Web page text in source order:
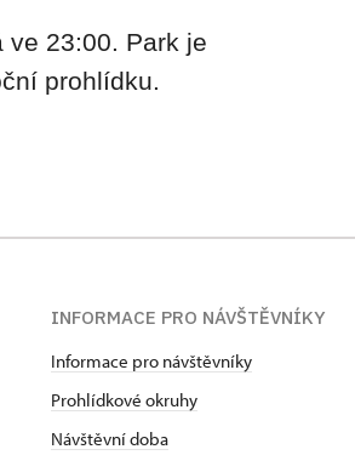
23:00. Park je
prohlídku.
INFORMACE PRO NÁVŠTĚVNÍKY
Informace pro návštěvníky
Prohlídkové okruhy
Návštěvní doba